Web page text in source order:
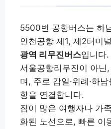
5500번 공항버스는 하
인천공항 제1, 제2터미
광역 리무진버스입니다.
서울공항리무진이 아닌,
며, 주로 감일·위례·하
항을 연결합니다.
짐이 많은 여행자나 가
화된 노선으로, 빠른 이